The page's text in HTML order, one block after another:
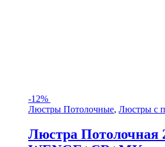
-12%
Люстры Потолочные, Люстры с
Люстра Потолочная